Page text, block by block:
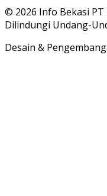
© 2026 Info Bekasi
Dilindungi Undang-
Desain &